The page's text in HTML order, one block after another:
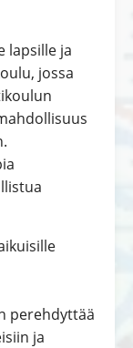
lapsille ja
jossa
perehdyttää
ja